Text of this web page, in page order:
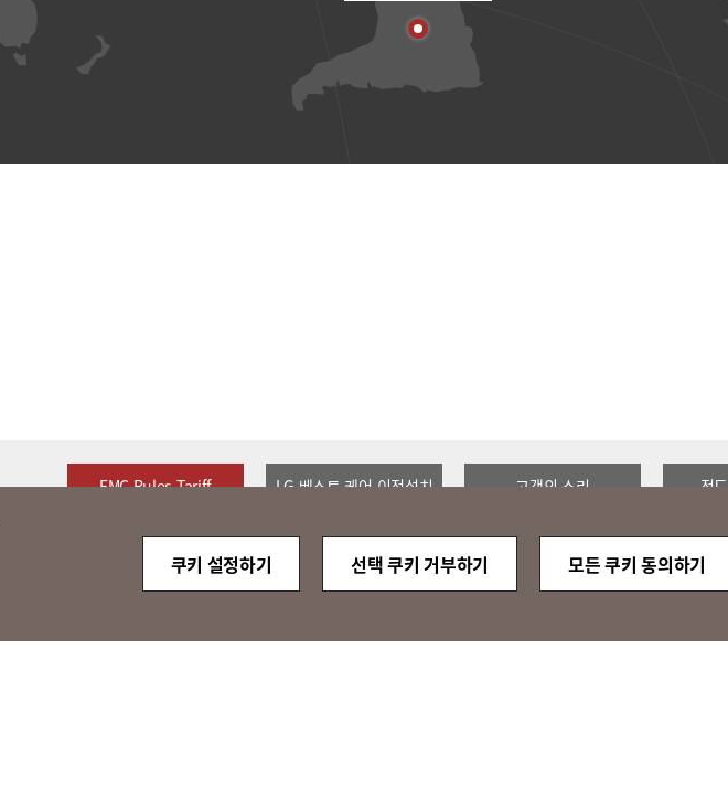
QUICK
MENU
FMC Rules Tariff LG 베스트 케어 이전설치 고객의 소리 정
Family Site
쿠키 설정하기 선택 쿠키 거부하기 모든 쿠키 동의하기